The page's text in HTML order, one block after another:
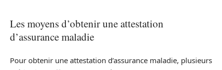
Les moyens d’obtenir une attestation
d’assurance maladie
Pour obtenir une attestation d’assurance maladie, plusieurs